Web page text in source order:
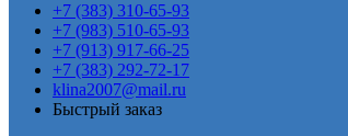
+7 (383) 310-65-93
+7 (983) 510-65-93
+7 (913) 917-66-25
+7 (383) 292-72-17
klina2007@mail.ru
Быстрый заказ